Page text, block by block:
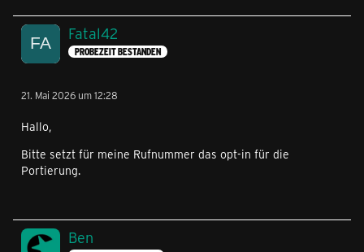
Fatal42
PROBEZEIT BESTANDEN
21. Mai 2026 um 12:28
Hallo,
Bitte setzt für meine Rufnummer das opt-in für die
Portierung.
Ben